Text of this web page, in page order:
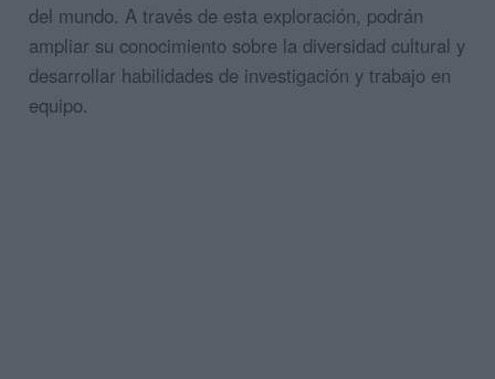
del mundo. A través de esta exploración, podrán
ampliar su conocimiento sobre la diversidad cultural y
desarrollar habilidades de investigación y trabajo en
equipo.